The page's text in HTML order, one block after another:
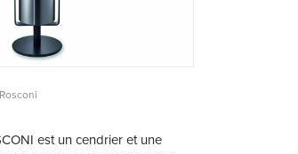
Rosconi
est un cendrier et une